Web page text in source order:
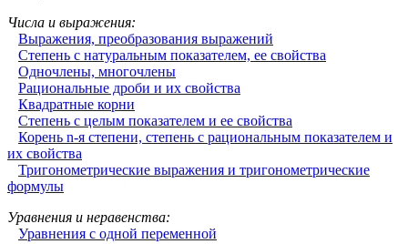
Числа и выражения:
Выражения, преобразования выражений
Степень с натуральным показателем, ее свойства
Одночлены, многочлены
Рациональные дроби и их свойства
Квадратные корни
Степень с целым показателем и ее свойства
Корень n-я степени, степень с рациональным показателем и
их свойства
Тригонометрические выражения и тригонометрические
формулы
Уравнения и неравенства:
Уравнения с одной переменной